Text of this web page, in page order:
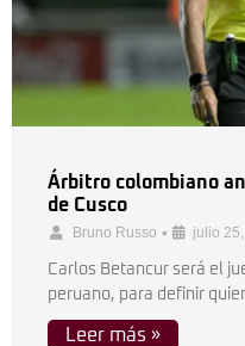
Árbitro colombiano
de Cusco
Bruno Russo • julio
Carlos Betancur será el
peruano, para definir
Leer más »